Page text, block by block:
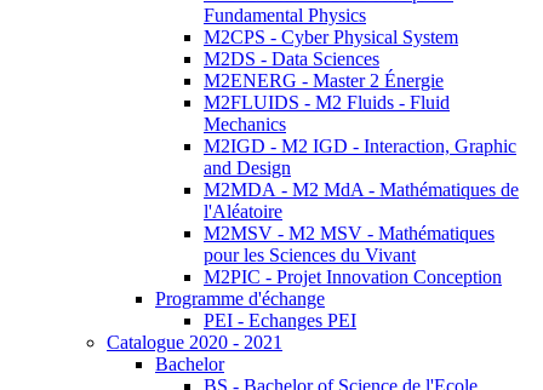
Fundamental Physics
M2CPS - Cyber Physical System
M2DS - Data Sciences
M2ENERG - Master 2 Énergie
M2FLUIDS - M2 Fluids - Fluid
Mechanics
M2IGD - M2 IGD - Interaction, Graphic
and Design
M2MDA - M2 MdA - Mathématiques de
l'Aléatoire
M2MSV - M2 MSV - Mathématiques
pour les Sciences du Vivant
M2PIC - Projet Innovation Conception
Programme d'échange
PEI - Echanges PEI
Catalogue 2020 - 2021
Bachelor
BS - Bachelor of Science de l'Ecole